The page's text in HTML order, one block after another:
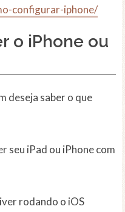
configurar-iphone/
o iPhone ou
deseja saber o que
seu iPad ou iPhone com
rodando o iOS